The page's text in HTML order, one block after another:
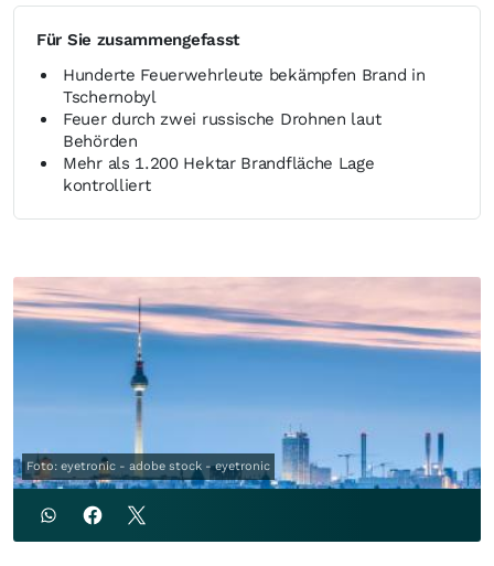
Für Sie zusammengefasst
Hunderte Feuerwehrleute bekämpfen Brand in
Tschernobyl
Feuer durch zwei russische Drohnen laut
Behörden
Mehr als 1.200 Hektar Brandfläche Lage
kontrolliert
Foto: eyetronic - adobe stock - eyetronic